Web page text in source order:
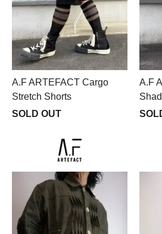
A.F ARTEFACT Cargo
Stretch Shorts
SOLD OUT
A.F